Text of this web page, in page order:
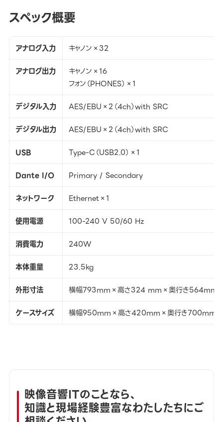
スペック概要
アナログ入力
キャノン×32
アナログ出力
キャノン×16
フォン（PHONES）×1
デジタル入力
AES/EBU×2（4ch）with SRC
デジタル出力
AES/EBU×2（4ch）with SRC
USB
Type-C（USB2.0）×1
Dante I/O
Primary / Secondary
ネットワーク
Ethernet×1
使用電源
100-240 V 50/60 Hz
消費電力
240W
本体重量
23.5kg
外形寸法
横幅793mm×高さ324 mm×奥行き564mm
ケースサイズ
横幅950mm×高さ420mm×奥行き700mm
映像音響ITのことなら、
知識と現場経験豊富なわたしたちにご